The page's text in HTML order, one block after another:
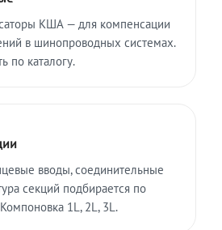
КША — для компенсации
в шинопроводных системах.
по каталогу.
вводы, соединительные
секций подбирается по
1L, 2L, 3L.